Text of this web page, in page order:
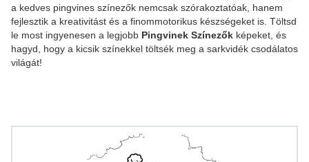
a kedves pingvines színezők nemcsak szórakoztatóak, hanem
fejlesztik a kreativitást és a finommotorikus készségeket is. Töltsd
le most ingyenesen a legjobb Pingvinek Színezők képeket, és
hagyd, hogy a kicsik színekkel töltsék meg a sarkvidék csodálatos
világát!